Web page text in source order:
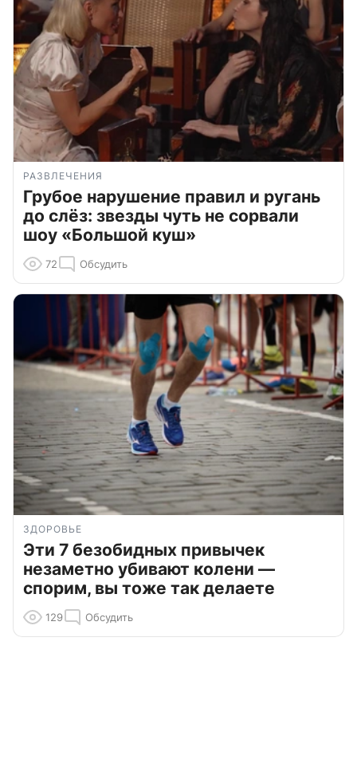
РАЗВЛЕЧЕНИЯ
Грубое нарушение правил и ругань
до слёз: звезды чуть не сорвали
шоу «Большой куш»
72 Обсудить
ЗДОРОВЬЕ
Эти 7 безобидных привычек
незаметно убивают колени —
спорим, вы тоже так делаете
129 Обсудить